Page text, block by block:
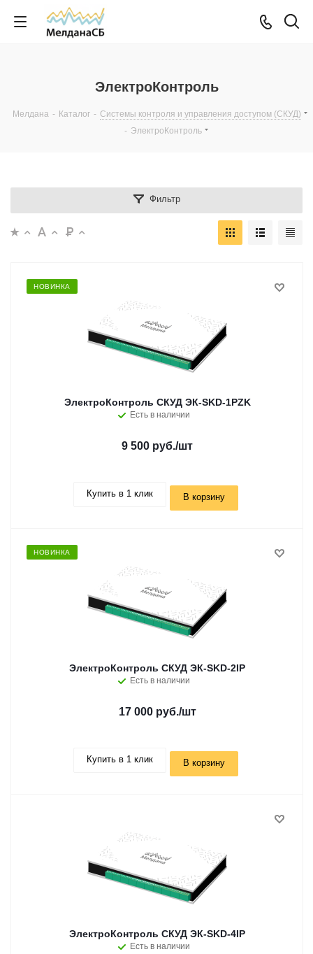
ЭлектроКонтроль
Мелдана - Каталог - Системы контроля и управления доступом (СКУД)
- ЭлектроКонтроль
Фильтр
НОВИНКА
ЭлектроКонтроль СКУД ЭК-SKD-1PZK
Есть в наличии
9 500 руб./шт
Купить в 1 клик В корзину
НОВИНКА
ЭлектроКонтроль СКУД ЭК-SKD-2IP
Есть в наличии
17 000 руб./шт
Купить в 1 клик В корзину
ЭлектроКонтроль СКУД ЭК-SKD-4IP
Есть в наличии